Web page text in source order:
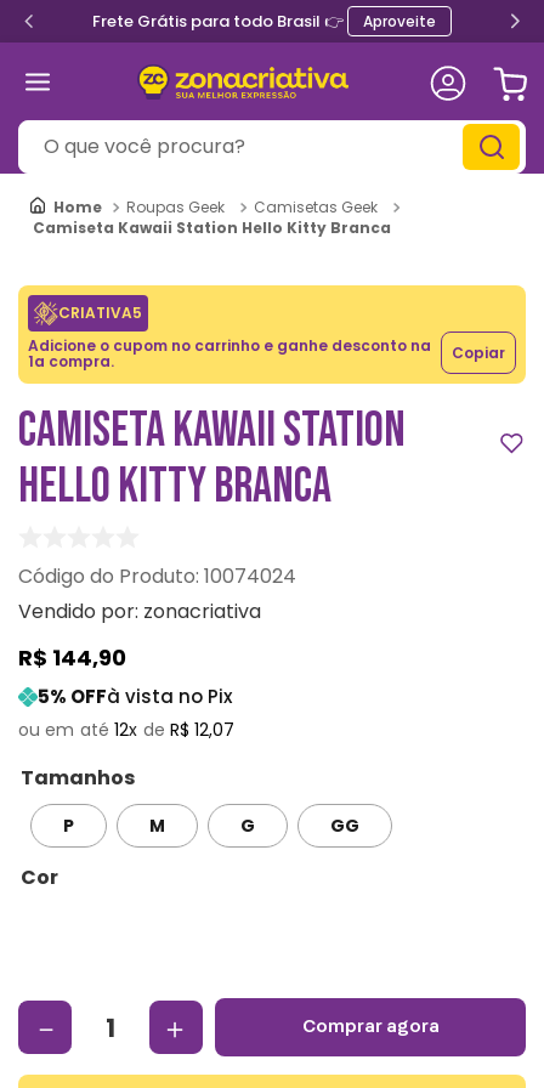
Frete Grátis para todo Brasil 👉 Aproveite
O que você procura?
Roupas Geek
Camisetas Geek
Camiseta Kawaii Station Hello Kitty Branca
CRIATIVA5
Adicione o cupom no carrinho e ganhe desconto na
1a compra. Copiar
CAMISETA KAWAII STATION
HELLO KITTY BRANCA
: 10074024
Vendido por: zonacriativa
R$ 144,90
5% OFFà vista no Pix
12 R$ 12,07
Tamanhos
P M G GG
Cor
＋
－ comprar agora